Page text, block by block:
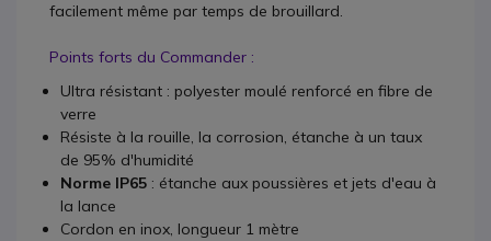
facilement même par temps de brouillard.
Points forts du Commander :
Ultra résistant : polyester moulé renforcé en fibre de
verre
Résiste à la rouille, la corrosion, étanche à un taux
de 95% d'humidité
Norme IP65 : étanche aux poussières et jets d'eau à
la lance
Cordon en inox, longueur 1 mètre